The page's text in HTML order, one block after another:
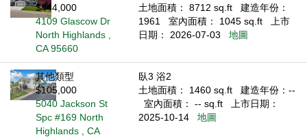
$444,000
4109 Glascow Dr
North Highlands ,
CA 95660
土地面積： 8712 sq.ft
建造年份：
1961
室內面積： 1045 sq.ft
上市
日期： 2026-07-03
地圖
其他類型
$105,000
5040 Jackson St
Spc #169 North
Highlands , CA
臥3 浴2
土地面積： 1460 sq.ft
建造年份：--
室內面積： -- sq.ft
上市日期：
2025-10-14
地圖